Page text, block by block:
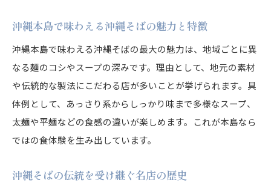
沖縄本島で味わえる沖縄そばの魅力と特徴
沖縄本島で味わえる沖縄そばの最大の魅力は、地域ごとに異
なる麺のコシやスープの深みです。理由として、地元の素材
や伝統的な製法にこだわる店が多いことが挙げられます。具
体例として、あっさり系からしっかり味まで多様なスープ、
太麺や平麺などの食感の違いが楽しめます。これが本島なら
ではの食体験を生み出しています。
沖縄そばの伝統を受け継ぐ名店の歴史